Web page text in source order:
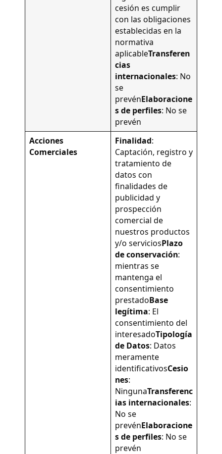
cesión es cumplir
con las obligaciones
establecidas en la
normativa
aplicableTransferen
cias
internacionales: No
se
prevénElaboracione
s de perfiles: No se
prevén
Acciones
Comerciales
Finalidad:
Captación, registro y
tratamiento de
datos con
finalidades de
publicidad y
prospección
comercial de
nuestros productos
y/o serviciosPlazo
de conservación:
mientras se
mantenga el
consentimiento
prestadoBase
legítima: El
consentimiento del
interesadoTipología
de Datos: Datos
meramente
identificativosCesio
nes:
NingunaTransferenc
ias internacionales:
No se
prevénElaboracione
s de perfiles: No se
prevén